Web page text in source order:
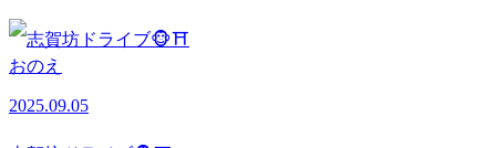
おのえ
2025.09.05